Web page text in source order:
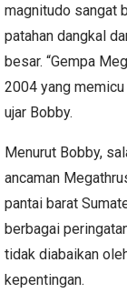
magnitudo sangat
patahan dangkal
besar. “Gempa
2004 yang memicu
ujar Bobby.
Menurut Bobby,
ancaman
pantai barat
berbagai
tidak diabaikan
kepentingan.